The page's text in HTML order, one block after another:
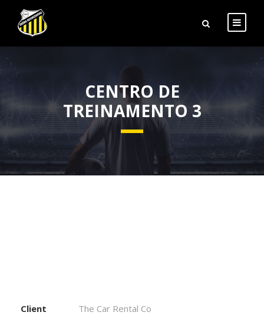
CENTRO DE
TREINAMENTO 3
Client
The Car Rental Co